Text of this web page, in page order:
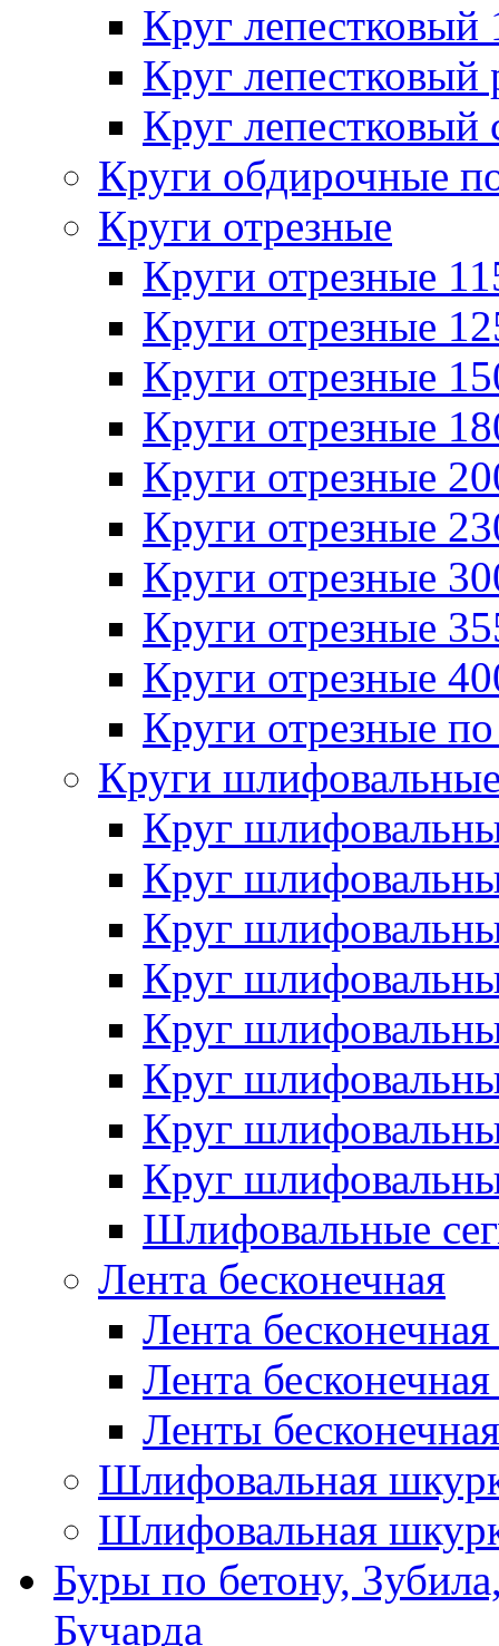
Круг
Круг лепестковый
Круг лепестковый
Круги обдирочные
Круги отрезные
Круги отрезные
Круги отрезные
Круги отрезные
Круги отрезные
Круги отрезные
Круги отрезные
Круги отрезные
Круги отрезные
Круги отрезные
Круги отрезные
Круги
Круг
Круг
Круг
Круг
Круг
Круг
Круг
Круг
Шлифовальные
Лента бесконечная
Лента
Лента
Ленты
Шлифовальная
Шлифовальная
Буры по бетону,
Бучарда